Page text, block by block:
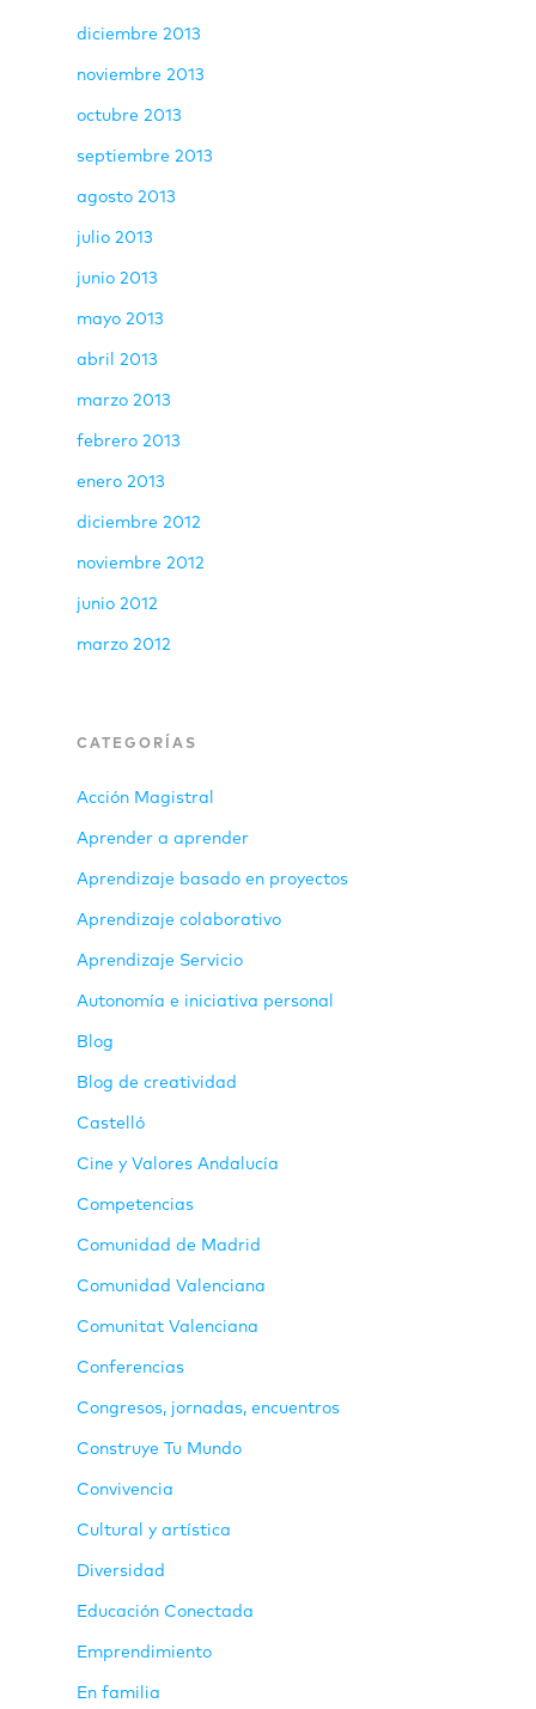
diciembre 2013
noviembre 2013
octubre 2013
septiembre 2013
agosto 2013
julio 2013
junio 2013
mayo 2013
abril 2013
marzo 2013
febrero 2013
enero 2013
diciembre 2012
noviembre 2012
junio 2012
marzo 2012
CATEGORÍAS
Acción Magistral
Aprender a aprender
Aprendizaje basado en proyectos
Aprendizaje colaborativo
Aprendizaje Servicio
Autonomía e iniciativa personal
Blog
Blog de creatividad
Castelló
Cine y Valores Andalucía
Competencias
Comunidad de Madrid
Comunidad Valenciana
Comunitat Valenciana
Conferencias
Congresos, jornadas, encuentros
Construye Tu Mundo
Convivencia
Cultural y artística
Diversidad
Educación Conectada
Emprendimiento
En familia